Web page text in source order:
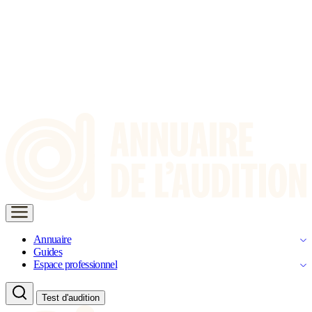
Annuaire
Guides
Espace professionnel
Test d'audition